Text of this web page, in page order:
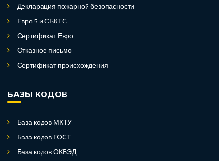
Декларация пожарной безопасности
Евро 5 и СБКТС
Сертификат Евро
Отказное письмо
Сертификат происхождения
БАЗЫ КОДОВ
База кодов МКТУ
База кодов ГОСТ
База кодов ОКВЭД